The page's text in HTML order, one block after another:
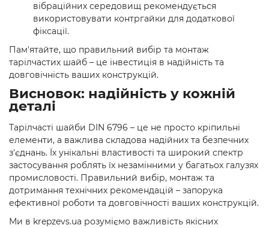
вібраційних середовищ рекомендується
використовувати контргайки для додаткової
фіксації.
Пам'ятайте, що правильний вибір та монтаж
тарілчастих шайб – це інвестиція в надійність та
довговічність ваших конструкцій.
Висновок: надійність у кожній
деталі
Тарілчасті шайби DIN 6796 – це не просто кріпильні
елементи, а важлива складова надійних та безпечних
з'єднань. Їх унікальні властивості та широкий спектр
застосування роблять їх незамінними у багатьох галузях
промисловості. Правильний вибір, монтаж та
дотримання технічних рекомендацій – запорука
ефективної роботи та довговічності ваших конструкцій.
Ми в krepzevs.ua розуміємо важливість якісних